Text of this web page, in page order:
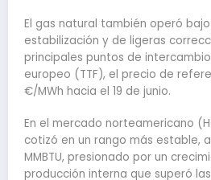
El gas natural también operó
estabilización y de ligeras
principales puntos de
europeo (TTF), el precio de
€/MWh hacia el 19 de junio.
En el mercado norteamericano
cotizó en un rango más estable,
MMBTU, presionado por un
producción interna que superó